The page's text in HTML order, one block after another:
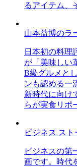
るアイテム、
山本益博のラ
日本初の料理
が「美味しい
B級グルメと
ンも認める一
新時代に向け
らが実食リポ
ビジネス スト
ビジネスの第
画です。時代